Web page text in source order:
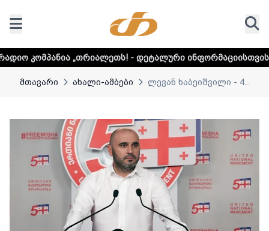
- დეტალური ინფორმაციისთვის დააკლიკეთ
მთავარი ახალი-ამბები ლევან ხაბეიშვილი - 4...